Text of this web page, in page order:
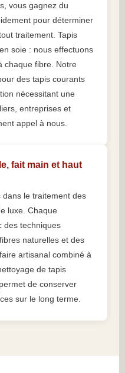
vous gagnez du
pour déterminer
traitement. Tapis
soie : nous effectuons
chaque fibre. Notre
des tapis courants
nécessitant une
entreprises et
appel à nous.
fait main et haut
dans le traitement des
luxe. Chaque
des techniques
naturelles et des
artisanal combiné à
de tapis
de conserver
sur le long terme.